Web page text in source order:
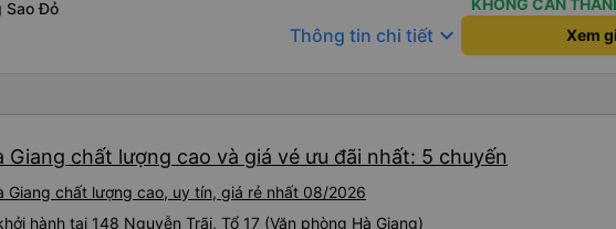
Sao Đỏ
KHÔNG CẦN
Thông tin chi tiết keyboard_arrow_down Xem
chất lượng cao và giá vé ưu đãi nhất: 5 chuyến
Giang chất lượng cao, uy tín, giá rẻ nhất 08/2026
hành tại 148 Nguyễn Trãi, Tổ 17 (Văn phòng Hà Giang)